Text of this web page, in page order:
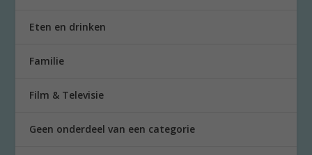
Eten en drinken
Familie
Film & Televisie
Geen onderdeel van een categorie